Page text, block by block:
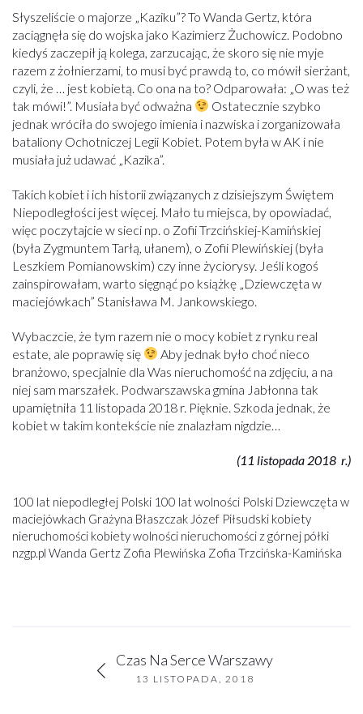
Słyszeliście o majorze „Kaziku”? To Wanda Gertz, która
zaciągnęła się do wojska jako Kazimierz Żuchowicz. Podobno
kiedyś zaczepił ją kolega, zarzucając, że skoro się nie myje
razem z żołnierzami, to musi być prawdą to, co mówił sierżant,
czyli, że … jest kobietą. Co ona na to? Odparowała: „O was też
tak mówi!”. Musiała być odważna
Ostatecznie szybko
jednak wróciła do swojego imienia i nazwiska i zorganizowała
bataliony Ochotniczej Legii Kobiet. Potem była w AK i nie
musiała już udawać „Kazika”.
Takich kobiet i ich historii związanych z dzisiejszym Świętem
Niepodległości jest więcej. Mało tu miejsca, by opowiadać,
więc poczytajcie w sieci np. o Zofii Trzcińskiej-Kamińskiej
(była Zygmuntem Tarłą, ułanem), o Zofii Plewińskiej (była
Leszkiem Pomianowskim) czy inne życiorysy. Jeśli kogoś
zainspirowałam, warto sięgnąć po książkę „Dziewczęta w
maciejówkach” Stanisława M. Jankowskiego.
Wybaczcie, że tym razem nie o mocy kobiet z rynku real
estate, ale poprawię się
Aby jednak było choć nieco
branżowo, specjalnie dla Was nieruchomość na zdjęciu, a na
niej sam marszałek. Podwarszawska gmina Jabłonna tak
upamiętniła 11 listopada 2018 r. Pięknie. Szkoda jednak, że
kobiet w takim kontekście nie znalazłam nigdzie…
(11 listopada 2018 r.)
100 lat niepodległej Polski 100 lat wolności Polski Dziewczęta w
maciejówkach Grażyna Błaszczak Józef Piłsudski kobiety
nieruchomości kobiety wolności nieruchomości z górnej półki
nzgp.pl Wanda Gertz Zofia Plewińska Zofia Trzcińska-Kamińska
Czas Na Serce Warszawy
13 LISTOPADA, 2018